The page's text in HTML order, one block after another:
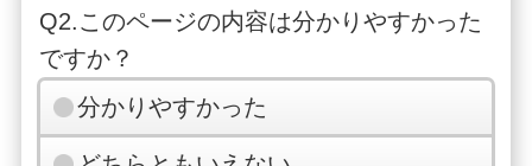
Q2.このページの内容は分かりやすかった
ですか？
分かりやすかった